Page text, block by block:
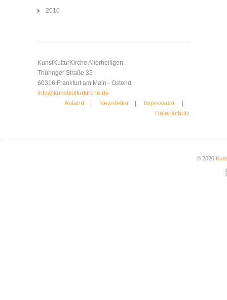
2010
KunstKulturKirche Allerheiligen
Thüringer Straße 35
60316 Frankfurt am Main - Ostend
info@kunstkulturkirche.de
Anfahrt| Newsletter Impressum
Datenschutz
© 2026